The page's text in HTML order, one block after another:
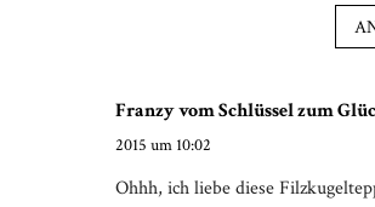
Franzy vom Schlüssel zum
2015 um 10:02
Ohhh, ich liebe diese